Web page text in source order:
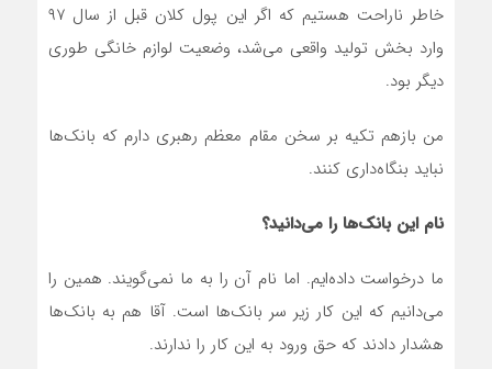
خاطر ناراحت هستیم که اگر این پول کلان قبل از سال ۹۷
وارد بخش تولید واقعی می‌شد، وضعیت لوازم خانگی طوری
دیگر بود.
من بازهم تکیه بر سخن مقام معظم رهبری دارم که بانک‌ها
نباید بنگاه‌داری کنند.
نام این بانک‌ها را می‌دانید؟
ما درخواست داده‌ایم. اما نام آن را به ما نمی‌گویند. همین را
می‌دانیم که این کار زیر سر بانک‌ها است. آقا هم به بانک‌ها
هشدار دادند که حق ورود به این کار را ندارند.